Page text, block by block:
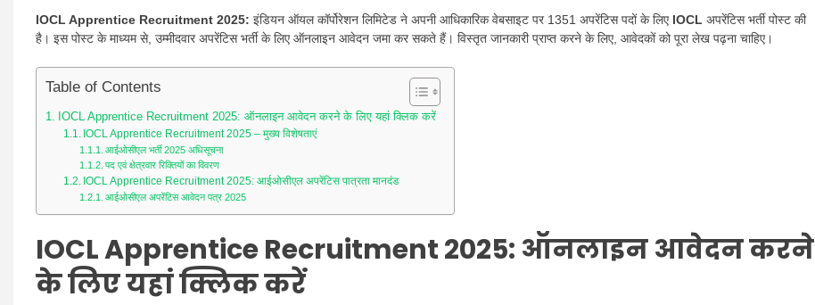
IOCL Apprentice Recruitment 2025: इंडियन ऑयल कॉर्पोरेशन लिमिटेड ने अपनी आधिकारिक वेबसाइट पर 1351 अपरेंटिस पदों के लिए IOCL अपरेंटिस भर्ती पोस्ट की
है। इस पोस्ट के माध्यम से, उम्मीदवार अपरेंटिस भर्ती के लिए ऑनलाइन आवेदन जमा कर सकते हैं। विस्तृत जानकारी प्राप्त करने के लिए, आवेदकों को पूरा लेख पढ़ना चाहिए।
Table of Contents
IOCL Apprentice Recruitment 2025: ऑनलाइन आवेदन करने के लिए यहां क्लिक करें
IOCL Apprentice Recruitment 2025 – मुख्य विशेषताएं
आईओसीएल भर्ती 2025 अधिसूचना
पद एवं क्षेत्रवार रिक्तियों का विवरण
IOCL Apprentice Recruitment 2025: आईओसीएल अपरेंटिस पात्रता मानदंड
आईओसीएल अपरेंटिस आवेदन पत्र 2025
IOCL Apprentice Recruitment 2025: ऑनलाइन आवेदन करने
के लिए यहां क्लिक करें